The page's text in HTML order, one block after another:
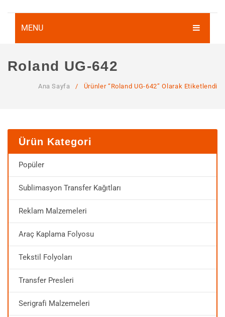
MENU
MAĞAZA
SSS
İLETIŞIM
Roland UG-642
Ana Sayfa / Ürünler “Roland UG-642” Olarak Etiketlendi
Ürün Kategori
Popüler
Sublimasyon Transfer Kağıtları
Reklam Malzemeleri
Araç Kaplama Folyosu
Tekstil Folyoları
Transfer Presleri
Serigrafi Malzemeleri